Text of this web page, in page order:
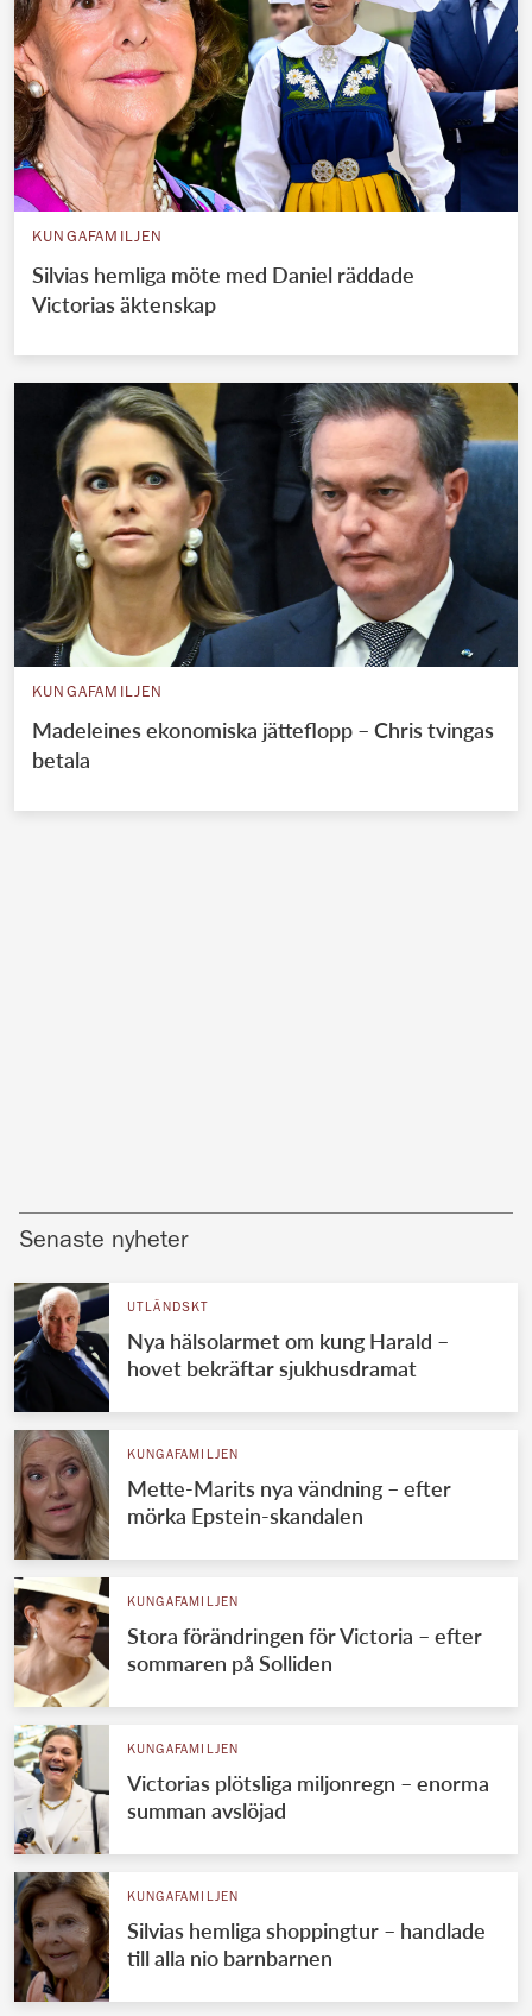
KUNGAFAMILJEN
Silvias hemliga möte med Daniel räddade
Victorias äktenskap
KUNGAFAMILJEN
Madeleines ekonomiska jätteflopp – Chris tvingas
betala
Senaste nyheter
UTLÄNDSKT
Nya hälsolarmet om kung Harald –
hovet bekräftar sjukhusdramat
KUNGAFAMILJEN
Mette-Marits nya vändning – efter
mörka Epstein-skandalen
KUNGAFAMILJEN
Stora förändringen för Victoria – efter
sommaren på Solliden
KUNGAFAMILJEN
Victorias plötsliga miljonregn – enorma
summan avslöjad
KUNGAFAMILJEN
Silvias hemliga shoppingtur – handlade
till alla nio barnbarnen